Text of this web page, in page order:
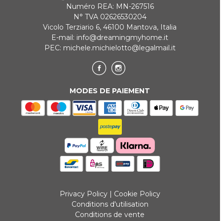
Numéro REA: MN-267516
N° TVA 02626530204
Vicolo Terziario 6, 46100 Mantova, Italia
E-mail: info@dreamingmyhome.it
PEC: michele.michielotto@legalmail.it
MODES DE PAIEMENT
Privacy Policy| Cookie Policy
Conditions d'utilisation
Conditions de vente